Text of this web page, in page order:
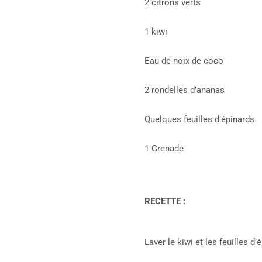
2 citrons verts
1 kiwi
Eau de noix de coco
2 rondelles d’ananas
Quelques feuilles d’épinards
1 Grenade
RECETTE :
Laver le kiwi et les feuilles